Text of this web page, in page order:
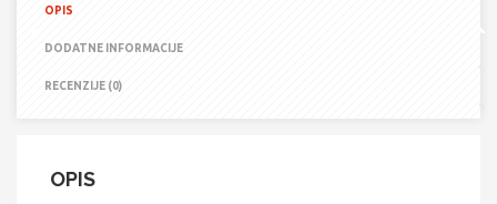
OPIS
DODATNE INFORMACIJE
RECENZIJE (0)
OPIS